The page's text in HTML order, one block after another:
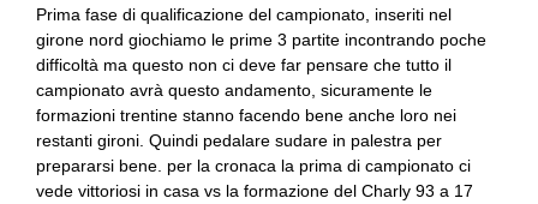
Prima fase di qualificazione del campionato, inseriti nel
girone nord giochiamo le prime 3 partite incontrando poche
difficoltà ma questo non ci deve far pensare che tutto il
campionato avrà questo andamento, sicuramente le
formazioni trentine stanno facendo bene anche loro nei
restanti gironi. Quindi pedalare sudare in palestra per
prepararsi bene. per la cronaca la prima di campionato ci
vede vittoriosi in casa vs la formazione del Charly 93 a 17